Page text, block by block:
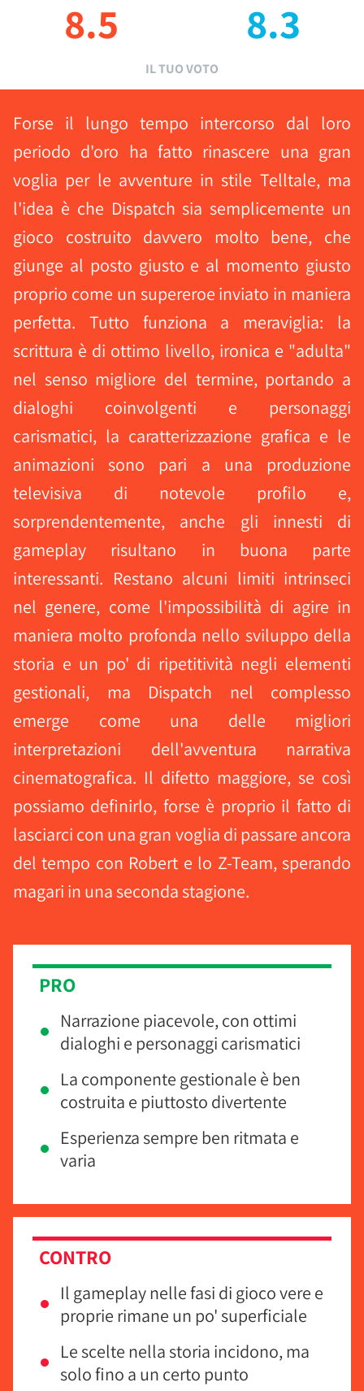
8.5 8.3
IL TUO VOTO
Forse il lungo tempo intercorso dal loro
periodo d'oro ha fatto rinascere una gran
voglia per le avventure in stile Telltale, ma
l'idea è che Dispatch sia semplicemente un
gioco costruito davvero molto bene, che
giunge al posto giusto e al momento giusto
proprio come un supereroe inviato in maniera
perfetta. Tutto funziona a meraviglia: la
scrittura è di ottimo livello, ironica e "adulta"
nel senso migliore del termine, portando a
dialoghi coinvolgenti e personaggi
carismatici, la caratterizzazione grafica e le
animazioni sono pari a una produzione
televisiva di notevole profilo e,
sorprendentemente, anche gli innesti di
gameplay risultano in buona parte
interessanti. Restano alcuni limiti intrinseci
nel genere, come l'impossibilità di agire in
maniera molto profonda nello sviluppo della
storia e un po' di ripetitività negli elementi
gestionali, ma Dispatch nel complesso
emerge come una delle migliori
interpretazioni dell'avventura narrativa
cinematografica. Il difetto maggiore, se così
possiamo definirlo, forse è proprio il fatto di
lasciarci con una gran voglia di passare ancora
del tempo con Robert e lo Z-Team, sperando
magari in una seconda stagione.
PRO
Narrazione piacevole, con ottimi
dialoghi e personaggi carismatici
La componente gestionale è ben
costruita e piuttosto divertente
Esperienza sempre ben ritmata e
varia
CONTRO
Il gameplay nelle fasi di gioco vere e
proprie rimane un po' superficiale
Le scelte nella storia incidono, ma
solo fino a un certo punto